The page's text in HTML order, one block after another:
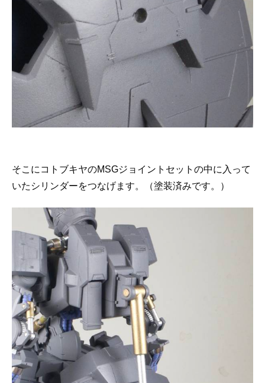
そこにコトブキヤのMSGジョイントセットの中に入って
いたシリンダーをつなげます。（塗装済みです。）